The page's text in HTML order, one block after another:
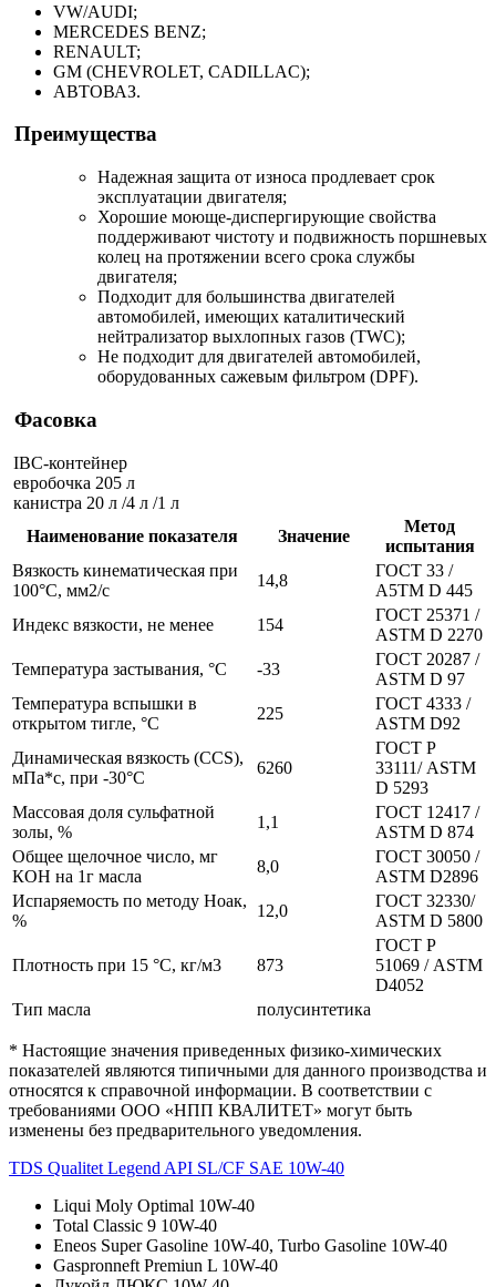
VW/AUDI;
MERCEDES BENZ;
RENAULT;
GM (CHEVROLET, CADILLAC);
АВТОВАЗ.
Преимущества
Надежная защита от износа продлевает срок
эксплуатации двигателя;
Хорошие моюще-диспергирующие свойства
поддерживают чистоту и подвижность поршневых
колец на протяжении всего срока службы
двигателя;
Подходит для большинства двигателей
автомобилей, имеющих каталитический
нейтрализатор выхлопных газов (TWC);
Не подходит для двигателей автомобилей,
оборудованных сажевым фильтром (DPF).
Фасовка
IBC-контейнер
евробочка 205 л
канистра 20 л /4 л /1 л
Наименование показателя
Значение
Метод
испытания
Вязкость кинематическая при
100°С, мм2/с
14,8
ГОСТ 33 /
А5ТМ D 445
Индекс вязкости, не менее
154
ГОСТ 25371 /
АSТМ D 2270
Температура застывания, °С
-33
ГОСТ 20287 /
АSТМ D 97
Температура вспышки в
открытом тигле, °С
225
ГОСТ 4333 /
ASTM D92
Динамическая вязкость (CCS),
мПа*с, при -30°С
6260
ГОСТ Р
33111/ ASTM
D 5293
Массовая доля сульфатной
золы, %
1,1
ГОСТ 12417 /
АSТМ D 874
Общее щелочное число, мг
КОН на 1г масла
8,0
ГОСТ 30050 /
ASTM D2896
Испаряемость по методу Ноак,
%
12,0
ГОСТ 32330/
ASTM D 5800
Плотность при 15 °С, кг/м3 873
ГОСТ Р
51069 / ASTM
D4052
Тип масла
полусинтетика
* Настоящие значения приведенных физико-химических
показателей являются типичными для данного производства и
относятся к справочной информации. В соответствии с
требованиями ООО «НПП КВАЛИТЕТ» могут быть
изменены без предварительного уведомления.
TDS Qualitet Legend API SL/CF SAE 10W-40
Liqui Moly Optimal 10W-40
Total Classic 9 10W-40
Eneos Super Gasoline 10W-40, Turbo Gasoline 10W-40
Gaspronneft Premiun L 10W-40